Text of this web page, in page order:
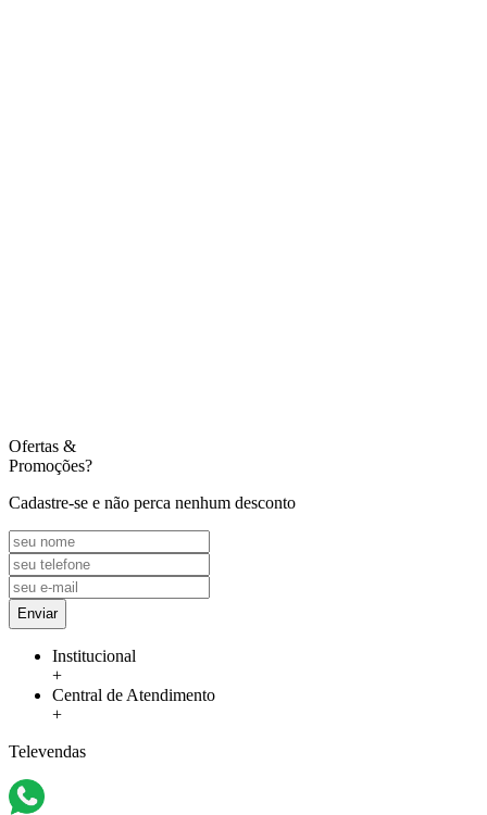
Ofertas &
Promoções?
Cadastre-se e não perca nenhum desconto
Enviar
Institucional
+
Central de Atendimento
+
Televendas